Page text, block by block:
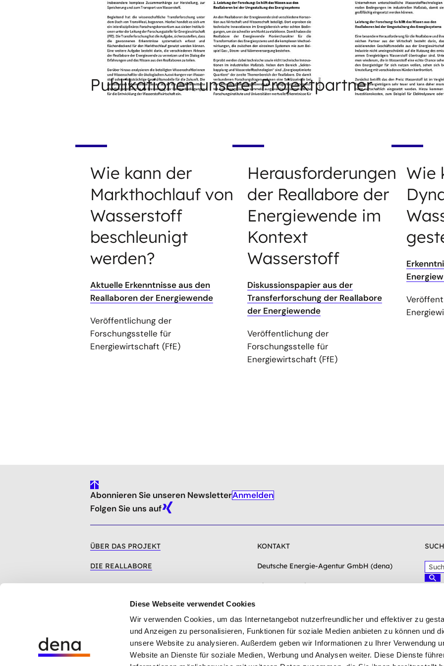
Diese Webseite verwendet Cookies
Wir verwenden Cookies, um das Internetangebot nutzerfreundlicher und effektiver zu
und Anzeigen zu personalisieren, Funktionen für soziale Medien anbieten zu können und
unsere Website zu analysieren. Außerdem geben wir Informationen zu Ihrer Verwendung
Website an Dienste für soziale Medien, Werbung und Analysen weiter. Diese Dienste
Publikationen unserer Projektpartner
Wie kann der
Markthochlauf von
Wasserstoff
beschleunigt
werden?
Aktuelle Erkenntnisse aus den
Reallaboren der Energiewende
Veröffentlichung der
Forschungsstelle für
Energiewirtschaft (FfE)
Herausforderungen
der Reallabore der
Energiewende im
Kontext
Wasserstoff
Diskussionspapier aus der
Transferforschung der Reallabore
der Energiewende
Veröffentlichung der
Forschungsstelle für
Energiewirtschaft (FfE)
Wie
gehe
nach
oben
Abonnieren Sie unseren NewsletterAnmelden
Folgen Sie uns aufXing
ÜBER DAS PROJEKT
DIE REALLABORE
VERANSTALTUNGEN
PUBLIKATIONEN
KONTAKT
Deutsche Energie-Agentur GmbH (dena)
Chausseestraße 128a
info(at)dena.de
Zum Kontaktformular
u
c
g
r
i
f
S